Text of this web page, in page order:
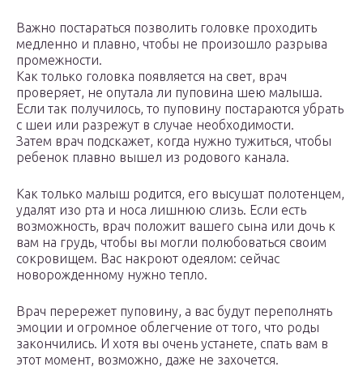
Важно постараться позволить головке проходить
медленно и плавно, чтобы не произошло разрыва
промежности.
Как только головка появляется на свет, врач
проверяет, не опутала ли пуповина шею малыша.
Если так получилось, то пуповину постараются убрать
с шеи или разрежут в случае необходимости.
Затем врач подскажет, когда нужно тужиться, чтобы
ребенок плавно вышел из родового канала.
Как только малыш родится, его высушат полотенцем,
удалят изо рта и носа лишнюю слизь. Если есть
возможность, врач положит вашего сына или дочь к
вам на грудь, чтобы вы могли полюбоваться своим
сокровищем. Вас накроют одеялом: сейчас
новорожденному нужно тепло.
Врач перережет пуповину, а вас будут переполнять
эмоции и огромное облегчение от того, что роды
закончились. И хотя вы очень устанете, спать вам в
этот момент, возможно, даже не захочется.